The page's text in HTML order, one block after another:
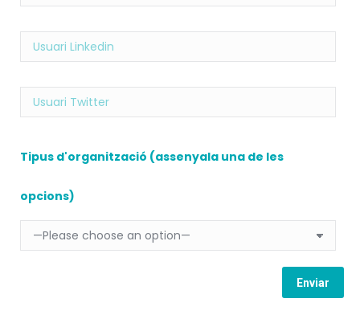
Tipus d'organització (assenyala una de les
opcions)